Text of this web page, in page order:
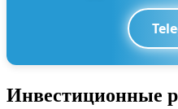
Инвестиционные